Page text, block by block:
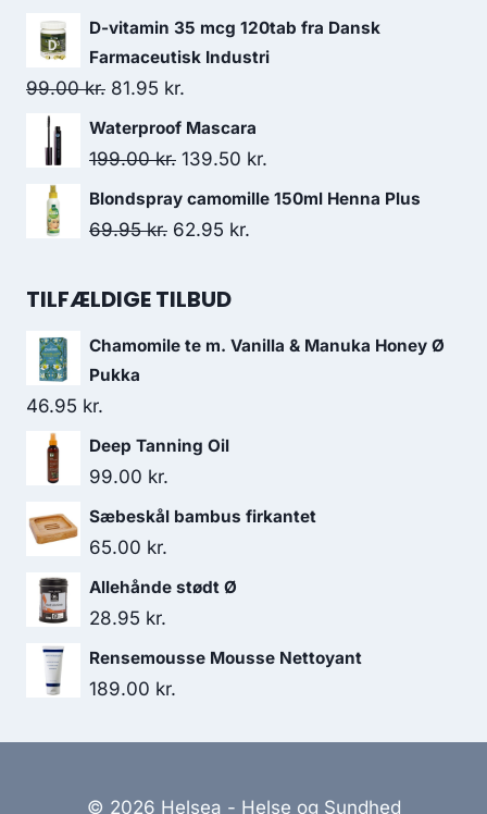
378.00 kr..
oprindelige
pris
280.00 kr..
aktuelle
D-vitamin 35 mcg 120tab fra Dansk
Farmaceutisk Industri
99.00kr. Den
oprindelige
pris
99.00 kr..
81.95 kr.
aktuelle
pris
81.95 kr..
Waterproof Mascara
199.00kr. Den
oprindelige
pris
199.00 kr..
139.50 kr.
aktuelle
Blondspray camomille 150ml Henna Plus
69.95kr. Den
pris
69.95 kr..
62.95 kr.
62.95 kr..
TILFÆLDIGE TILBUD
Chamomile te m. Vanilla & Manuka Honey Ø
Pukka
46.95 kr.
Deep Tanning Oil
99.00 kr.
Sæbeskål bambus firkantet
65.00 kr.
Allehånde stødt Ø
28.95 kr.
Rensemousse Mousse Nettoyant
189.00 kr.
© 2026 Helsea - Helse og Sundhed